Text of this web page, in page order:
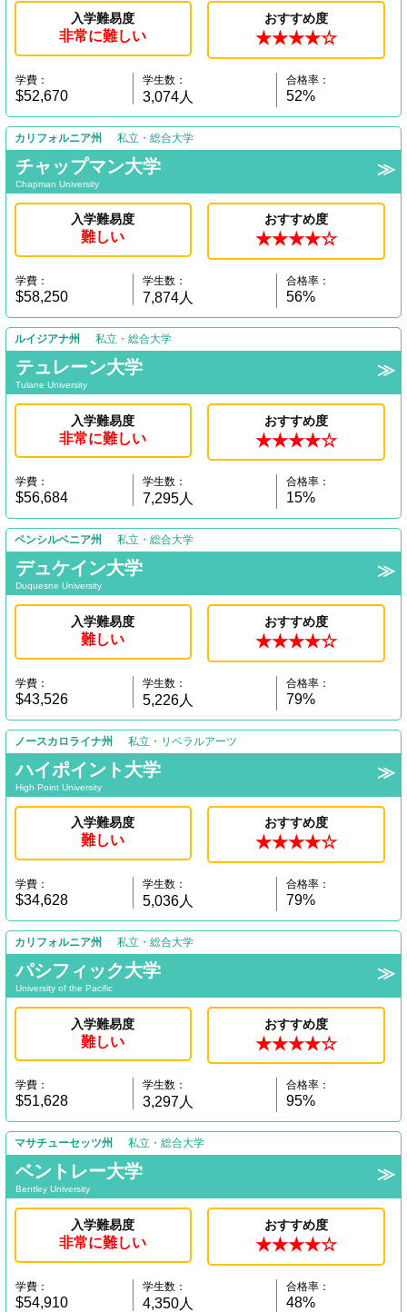
入学難易度
非常に難しい
おすすめ度
★★★★☆
学費：
$52,670
学生数：
3,074人
合格率：
52%
カリフォルニア州 私立・総合大学
チャップマン大学
Chapman University
入学難易度
難しい
おすすめ度
★★★★☆
学費：
$58,250
学生数：
7,874人
合格率：
56%
ルイジアナ州 私立・総合大学
テュレーン大学
Tulane University
入学難易度
非常に難しい
おすすめ度
★★★★☆
学費：
$56,684
学生数：
7,295人
合格率：
15%
ペンシルベニア州 私立・総合大学
デュケイン大学
Duquesne University
入学難易度
難しい
おすすめ度
★★★★☆
学費：
$43,526
学生数：
5,226人
合格率：
79%
ノースカロライナ州 私立・リベラルアーツ
ハイポイント大学
High Point University
入学難易度
難しい
おすすめ度
★★★★☆
学費：
$34,628
学生数：
5,036人
合格率：
79%
カリフォルニア州 私立・総合大学
パシフィック大学
University of the Pacific
入学難易度
難しい
おすすめ度
★★★★☆
学費：
$51,628
学生数：
3,297人
合格率：
95%
マサチューセッツ州 私立・総合大学
ベントレー大学
Bentley University
入学難易度
非常に難しい
おすすめ度
★★★★☆
学費：
$54,910
学生数：
4,350人
合格率：
48%